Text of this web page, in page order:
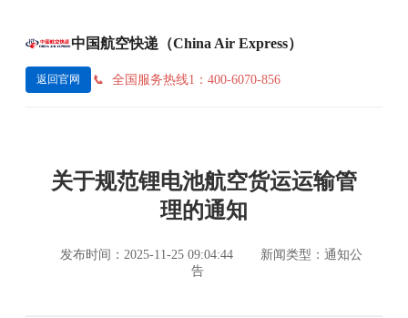
中国航空快递（China Air Express）
返回官网 全国服务热线1：400-6070-856
关于规范锂电池航空货运运输管
理的通知
发布时间：2025-11-25 09:04:44
新闻类型：通知公
告